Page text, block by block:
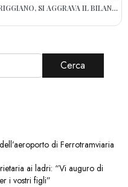
TRIGGIANO, SI AGGRAVA IL BILANCIO DELL’INCIDENTE TRA DUE AUTO: MORTA UNA DONNA
Cerca
di Ferrotramviaria
ai ladri: “Vi auguro di
i vostri figli”